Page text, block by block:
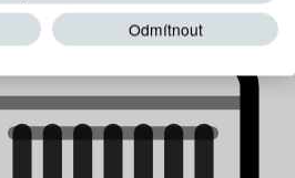
Odmítnout